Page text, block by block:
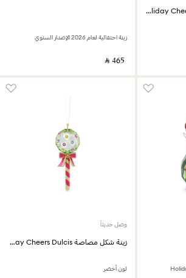
زينة شكل حلوى Holiday Cheers Dulcis
زينة احتفالية لعام 2026 الإصدار السنوي
‎ ⃁ ⁦465⁩ ‎
وصل حديثاً
زينة شكل مصاصة Holiday Cheers Dulcis
لون أخضر